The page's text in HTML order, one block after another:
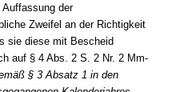
der
Zweifel an der Richtigkeit
sie diese mit Bescheid
auf § 4 Abs. 2 S. 2 Nr. 2 Mm-
§ 3 Absatz 1 in den